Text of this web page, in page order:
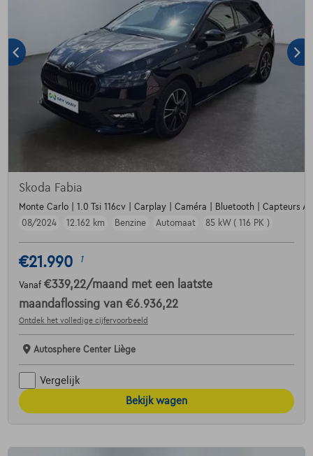
Skoda Fabia
Monte Carlo | 1.0 Tsi 116cv | Carplay | Caméra | Bluetooth | Capteurs
08/2024
12.162 km Benzine Automaat 85 kW ( 116 PK )
€21.990 1
Vanaf €339,22/maand met een laatste
maandaflossing van €6.936,22
Ontdek het volledige cijfervoorbeeld
Autosphere Center Liège
Vergelijk
Bekijk wagen